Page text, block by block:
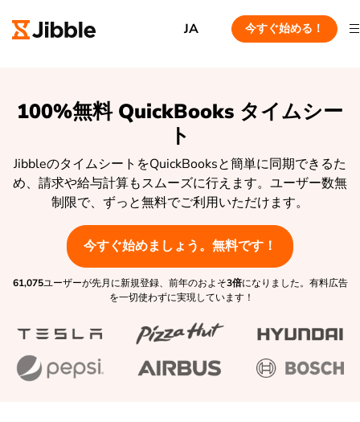
JA 今すぐ始める！
100%無料 QuickBooks タイムシー
ト
JibbleのタイムシートをQuickBooksと簡単に同期できるた
め、請求や給与計算もスムーズに行えます。ユーザー数無
制限で、ずっと無料でご利用いただけます。
今すぐ始めましょう。無料です！
61,075ユーザーが先月に新規登録、前年のおよそ3倍になりました。有料広告
を一切使わずに実現しています！